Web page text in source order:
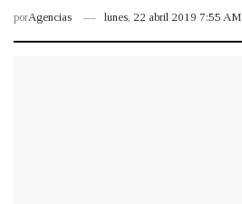
porAgencias lunes, 22 abril 2019 7:55 AM